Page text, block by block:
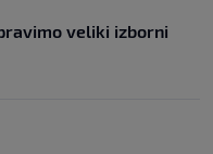
veliki izborni